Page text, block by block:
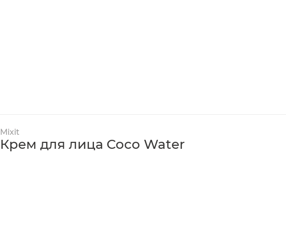
Mixit
Крем для лица Coco Water